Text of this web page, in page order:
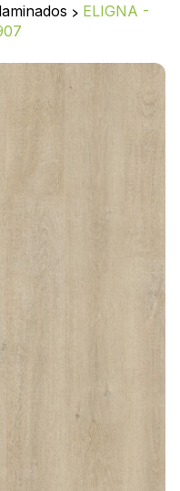
> ELIGNA -